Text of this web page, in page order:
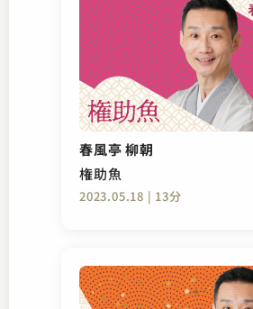
春風亭 柳朝
権助魚
2023.05.18 | 13分